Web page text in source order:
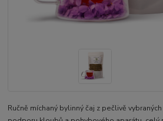
Ručně míchaný bylinný čaj z pečlivě